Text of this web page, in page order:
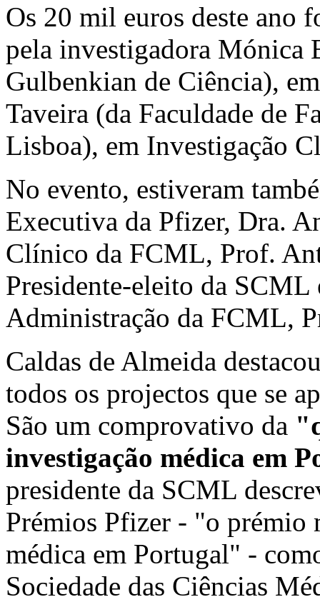
Os 20 mil euros deste ano
pela investigadora Mónica
Gulbenkian de Ciência),
Taveira (da Faculdade de
Lisboa), em Investigação
No evento, estiveram
Executiva da Pfizer, Dra.
Clínico da FCML, Prof.
Presidente-eleito da SCML
Administração da FCML,
Caldas de Almeida
todos os projectos que se
São um comprovativo da
investigação médica em
presidente da SCML
Prémios Pfizer - "o prémio
médica em Portugal" -
Sociedade das Ciências